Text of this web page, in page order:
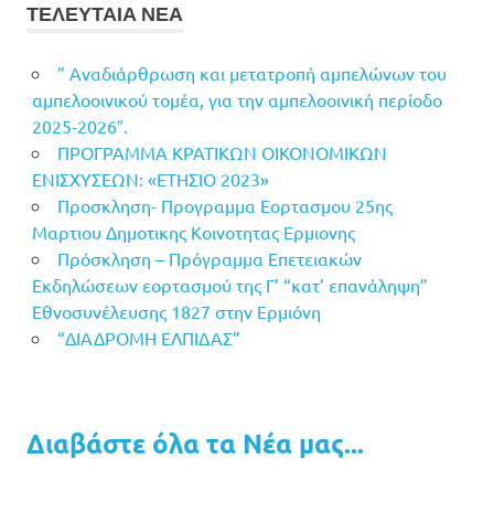
ΤΕΛΕΥΤΑΙΑ ΝΕΑ
” Αναδιάρθρωση και μετατροπή αμπελώνων του
αμπελοοινικού τομέα, για την αμπελοοινική περίοδο
2025-2026″.
ΠΡΟΓΡΑΜΜΑ ΚΡΑΤΙΚΩΝ ΟΙΚΟΝΟΜΙΚΩΝ
ΕΝΙΣΧΥΣΕΩΝ: «ΕΤΗΣΙΟ 2023»
Προσκληση- Προγραμμα Εορτασμου 25ης
Μαρτιου Δημοτικης Κοινοτητας Ερμιονης
Πρόσκληση – Πρόγραμμα Επετειακών
Εκδηλώσεων εορτασμού της Γ’ “κατ’ επανάληψη”
Εθνοσυνέλευσης 1827 στην Ερμιόνη
“ΔΙΑΔΡΟΜΗ ΕΛΠΙΔΑΣ”
Διαβάστε όλα τα Νέα μας...